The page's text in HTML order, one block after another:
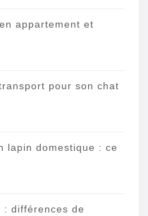
appartement et
pour son chat
lapin domestique : ce
: différences de